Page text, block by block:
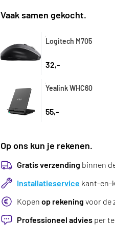
Vaak samen gekocht.
Logitech M705
32,-
Yealink WHC60
55,-
Op ons kun je rekenen.
Gratis verzending binnen
Installatieservice kant-en-
Kopen op rekening voor de
Professioneel advies per